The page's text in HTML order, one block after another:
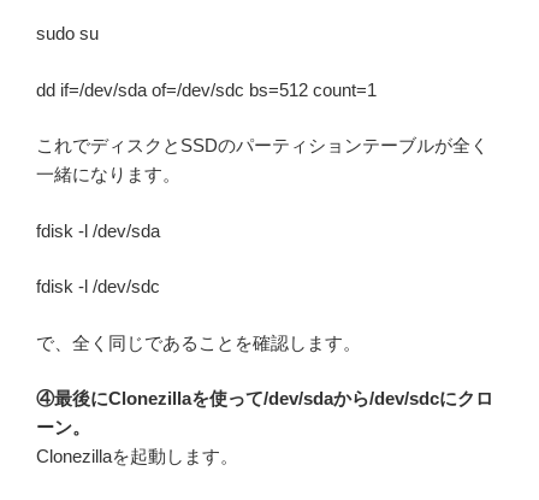
sudo su
dd if=/dev/sda of=/dev/sdc bs=512 count=1
これでディスクとSSDのパーティションテーブルが全く
一緒になります。
fdisk -l /dev/sda
fdisk -l /dev/sdc
で、全く同じであることを確認します。
④最後にClonezillaを使って/dev/sdaから/dev/sdcにクロ
ーン。
Clonezillaを起動します。